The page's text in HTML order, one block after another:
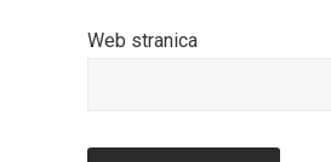
Web stranica